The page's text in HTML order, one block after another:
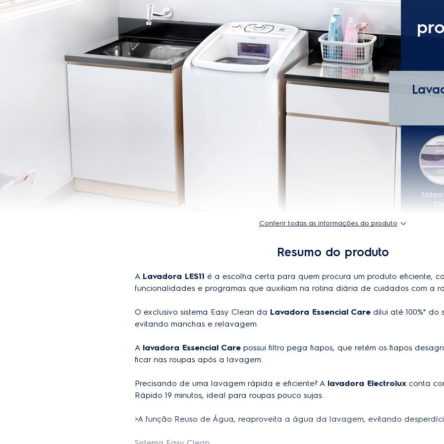
Molho
Enxágue
Programa preferido Não
Sensor automático de carga de roupas Não
Reaproveitamento de água Sim
Pés niveladores
Alças laterais
19 min.
Rápido
Normal
Delicado/esporte
Escuras/coloridas
Jatos poderosos Não
Controle de molho Não
Dispenser para amaciante
Dispenser para sabão em pó
Dispenser para sabão líquido
Especificações técnicas
Sistema de lavagem
Classificação energética
Capacidade de lavagem
Garantia do produto
Modelo
Altura do produto embalado
EAN-13
Peso do produto embalado
Conferir todas as informações do produto
Resumo do produto
A Lavadora LES11 é a escolha certa para quem procura um produto eficiente,
funcionalidades e programas que auxiliam na rotina diária de cuidados com a
O exclusivo sistema Easy Clean da Lavadora Essencial Care dilui até 100%*
evitando manchas e relavagem.
A lavadora Essencial Care possui filtro pega fiapos, que retém os fiapos
ficar nas roupas após a lavagem.
Precisando de uma lavagem rápida e eficiente? A lavadora Electrolux conta
Rápido 19 minutos, ideal para roupas pouco sujas.
>A função Reuso de Água, reaproveita a água da lavagem, evitando